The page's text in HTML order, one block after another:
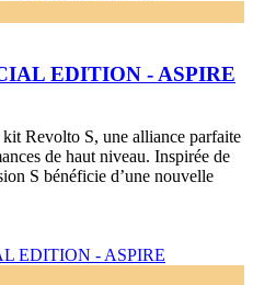
EDITION - ASPIRE
Revolto S, une alliance parfaite
de haut niveau. Inspirée de
S bénéficie d’une nouvelle